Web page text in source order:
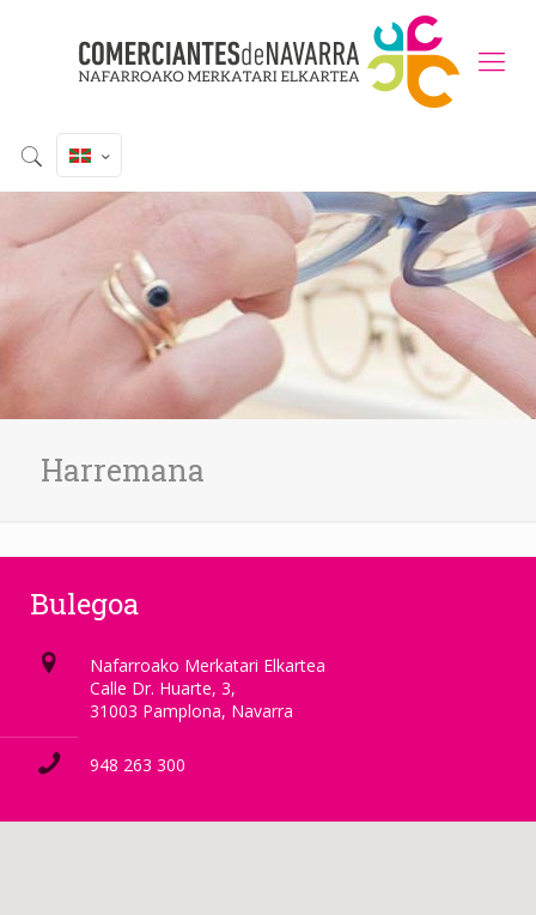
Harremana
Bulegoa
Nafarroako Merkatari Elkartea
Calle Dr. Huarte, 3,
31003 Pamplona, Navarra
948 263 300